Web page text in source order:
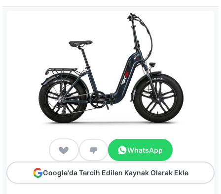
WhatsApp
Google'da Tercih Edilen Kaynak Olarak Ekle